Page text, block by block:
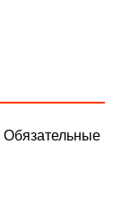
Обязательные